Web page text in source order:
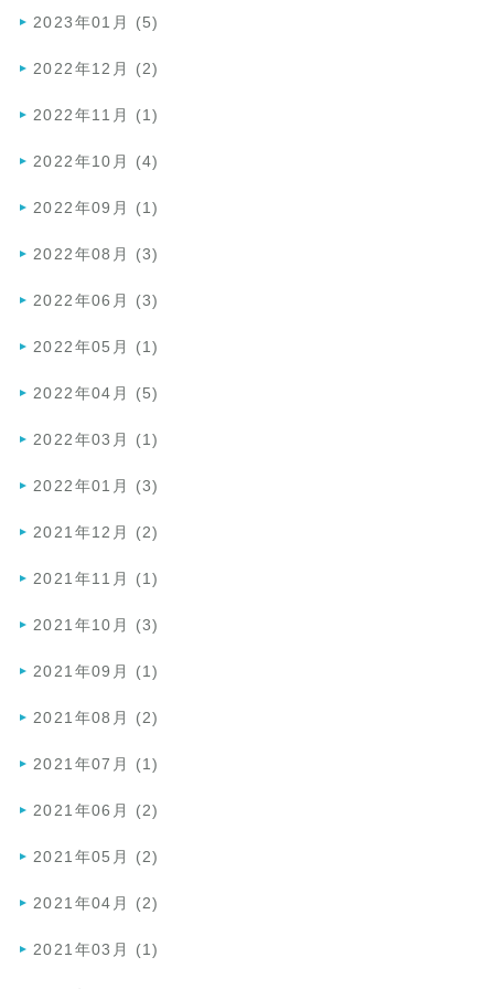
2023年01月 (5)
2022年12月 (2)
2022年11月 (1)
2022年10月 (4)
2022年09月 (1)
2022年08月 (3)
2022年06月 (3)
2022年05月 (1)
2022年04月 (5)
2022年03月 (1)
2022年01月 (3)
2021年12月 (2)
2021年11月 (1)
2021年10月 (3)
2021年09月 (1)
2021年08月 (2)
2021年07月 (1)
2021年06月 (2)
2021年05月 (2)
2021年04月 (2)
2021年03月 (1)